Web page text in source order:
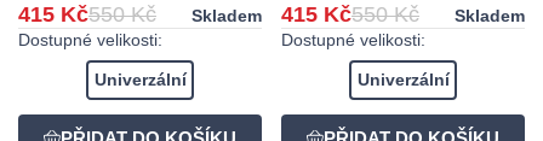
415 Kč550 Kč
Skladem
Dostupné velikosti:
Univerzální
415 Kč550 Kč
Skladem
Dostupné velikosti:
Univerzální